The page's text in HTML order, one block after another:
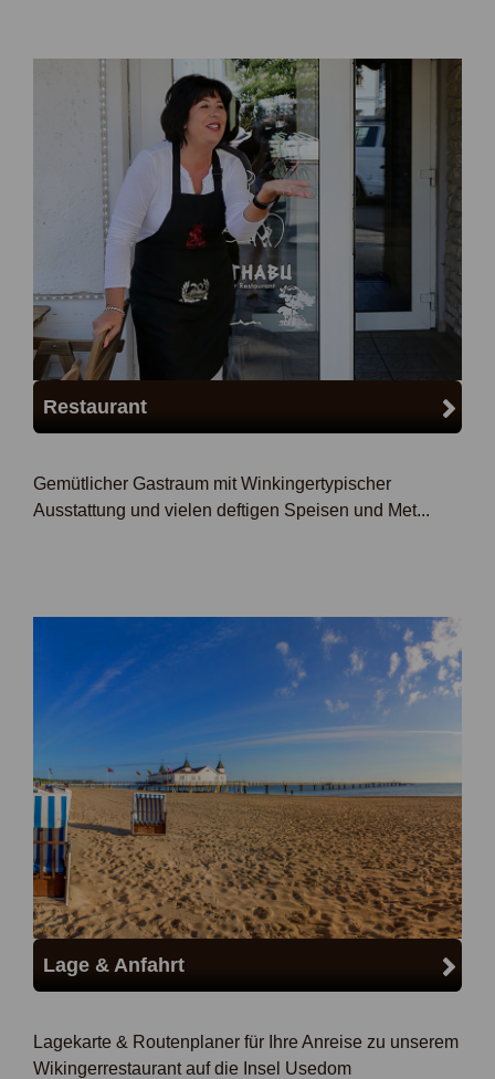
Restaurant
Gemütlicher Gastraum mit Winkingertypischer
Ausstattung und vielen deftigen Speisen und Met...
Lage & Anfahrt
Lagekarte & Routenplaner für Ihre Anreise zu unserem
Wikingerrestaurant auf die Insel Usedom